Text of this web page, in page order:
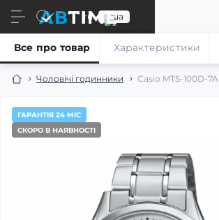
ru ua
Чоловічі годинники Casio MTS-100D-7A
Все про товар Характеристики
ГАРАНТІЯ 24 МІС
СКОРО В НАЯВНОСТІ